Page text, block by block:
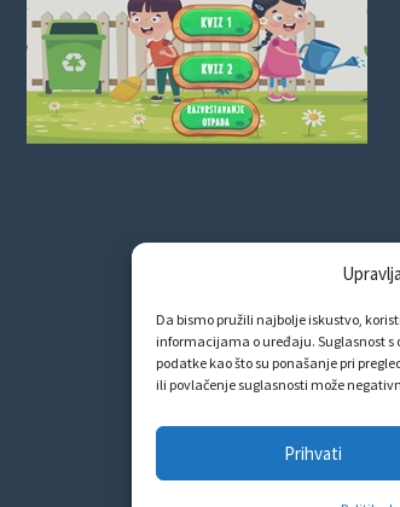
Da bismo pružili najbolje iskustvo,
informacijama o uređaju. Suglasnost
podatke kao što su ponašanje pri
ili povlačenje suglasnosti može
Prihvati